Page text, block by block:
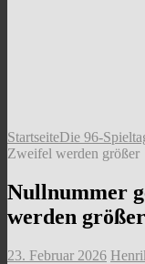
StartseiteDie 96-
Zweifel werden größer
Nullnummer
werden größer
23. Februar 2026